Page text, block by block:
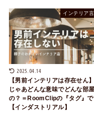
インテリア
2025.04.14
【男前インテリアは存在せん
じゃあどんな意味でどんな部
の？＝RoomClipの『タグ』で
【インダストリアル】